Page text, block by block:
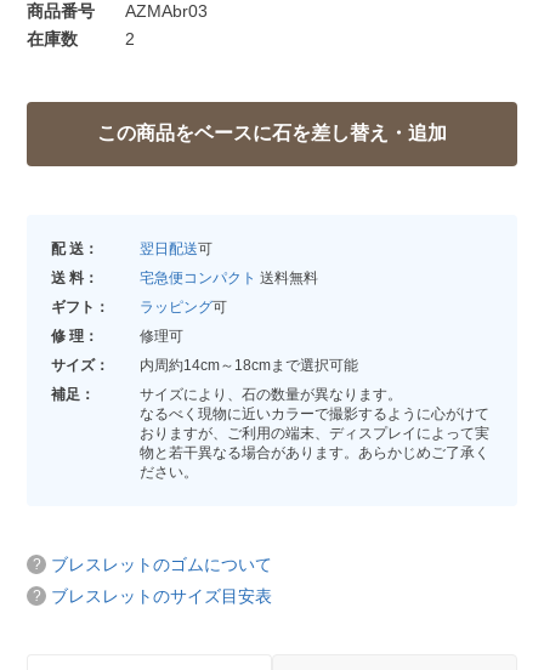
商品番号
AZMAbr03
在庫数
2
配 送： 翌日配送可
送 料：
宅急便コンパクト 送料無料
ギフト：
ラッピング可
修 理：
修理可
サイズ：
内周約14cm～18cmまで選択可能
補足：
サイズにより、石の数量が異なります。
なるべく現物に近いカラーで撮影するように心がけて
おりますが、ご利用の端末、ディスプレイによって実
物と若干異なる場合があります。あらかじめご了承く
ださい。
ブレスレットのゴムについて
ブレスレットのサイズ目安表